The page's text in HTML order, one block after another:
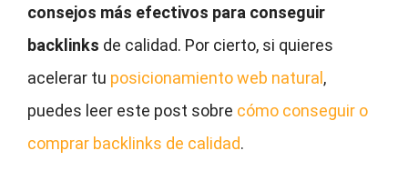
consejos más efectivos para conseguir
backlinks de calidad. Por cierto, si quieres
acelerar tu posicionamiento web natural,
puedes leer este post sobre cómo conseguir o
comprar backlinks de calidad.